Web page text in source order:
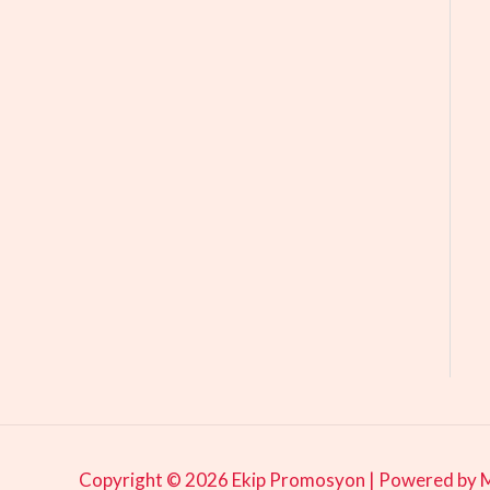
Copyright © 2026 Ekip Promosyon | Powered by